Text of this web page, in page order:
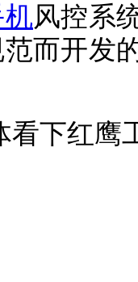
风控系
而开发
看下红鹰